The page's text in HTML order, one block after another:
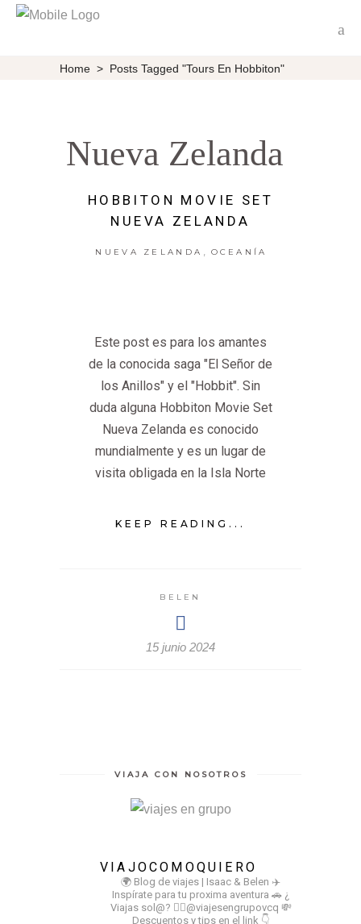
Home > Posts Tagged "tours En Hobbiton"
Nueva Zelanda
HOBBITON MOVIE SET
NUEVA ZELANDA
NUEVA ZELANDA , OCEANÍA
Este post es para los amantes
de la conocida saga "El Señor de
los Anillos" y el "Hobbit". Sin
duda alguna Hobbiton Movie Set
Nueva Zelanda es conocido
mundialmente y es un lugar de
visita obligada en la Isla Norte
KEEP READING...
BELEN
15 junio 2024
VIAJA CON NOSOTROS
VIAJOCOMOQUIERO
🌍 Blog de viajes | Isaac & Belen ✈️
Inspírate para tu proxima aventura 🚗 ¿
Viajas sol@? 👉🏻@viajesengrupovcq 💸
Descuentos y tips en el link 👇